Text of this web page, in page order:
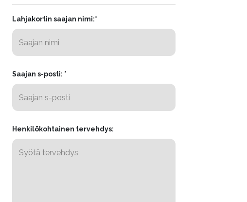
Lahjakortin saajan nimi:*
Saajan s-posti: *
Henkilökohtainen tervehdys: